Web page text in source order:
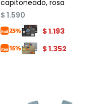
capitoneado, rosa
$ 1.590
$1.193
$1.352